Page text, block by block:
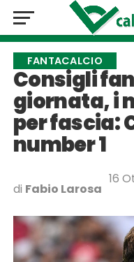
FANTACALCIO
Consigli
giornata, i
per fascia:
number 1
di Fabio Larosa
16